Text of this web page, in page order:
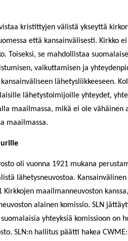
kristittyjen välistä ykseyttä
että kansainvälisesti. Kirkko
Toiseksi, se mahdollistaa
vaikuttamisen ja
lähetysliikkeeseen.
lähetystoimijoille yhteydet,
maailmassa, mikä ei ole vähäinen
maailmassa.
oli vuonna 1921 mukana
lähetysneuvostoa.
Kirkkojen maailmanneuvoston
alainen komissio. SLN
yhteyksiä komissioon on
SLN:n hallitus päätti hakea